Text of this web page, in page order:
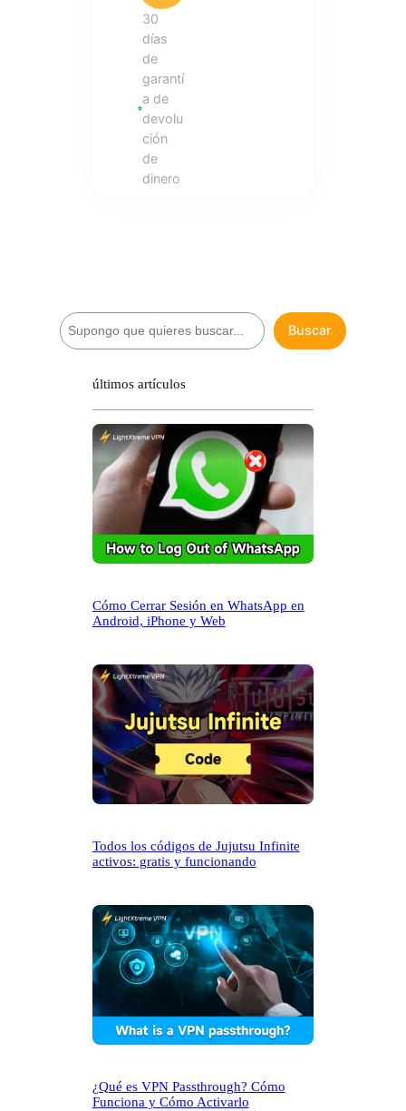
30
días
de
garantí
a de
devolu
ción
de
dinero
B
u
Buscar
últimos artículos
Cómo Cerrar Sesión en WhatsApp en
Android, iPhone y Web
Todos los códigos de Jujutsu Infinite
activos: gratis y funcionando
¿Qué es VPN Passthrough? Cómo
Funciona y Cómo Activarlo